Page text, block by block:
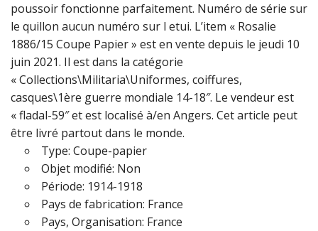
poussoir fonctionne parfaitement. Numéro de série sur
le quillon aucun numéro sur l etui. L’item « Rosalie
1886/15 Coupe Papier » est en vente depuis le jeudi 10
juin 2021. Il est dans la catégorie
« Collections\Militaria\Uniformes, coiffures,
casques\1ère guerre mondiale 14-18″. Le vendeur est
« fladal-59″ et est localisé à/en Angers. Cet article peut
être livré partout dans le monde.
Type: Coupe-papier
Objet modifié: Non
Période: 1914-1918
Pays de fabrication: France
Pays, Organisation: France